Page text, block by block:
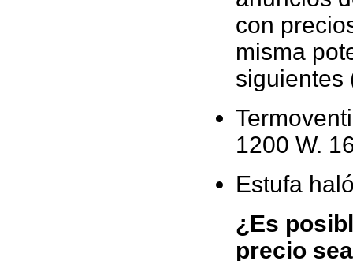
con
misma
siguientes
1200 W.
Estufa
¿Es
precio